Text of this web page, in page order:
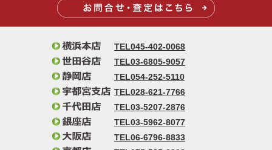
TEL045-402-0068
TEL03-6805-9057
TEL054-252-5110
TEL028-621-7766
TEL03-5207-2876
TEL03-5962-8077
TEL06-6796-8833